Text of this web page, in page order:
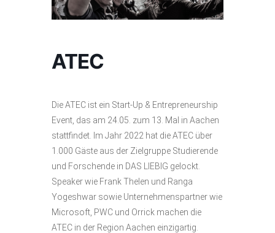
ATEC
Die ATEC ist ein Start-Up & Entrepreneurship
Event, das am 24.05. zum 13. Mal in Aachen
stattfindet. Im Jahr 2022 hat die ATEC über
1.000 Gäste aus der Zielgruppe Studierende
und Forschende in DAS LIEBIG gelockt.
Speaker wie Frank Thelen und Ranga
Yogeshwar sowie Unternehmenspartner wie
Microsoft, PWC und Orrick machen die
ATEC in der Region Aachen einzigartig.